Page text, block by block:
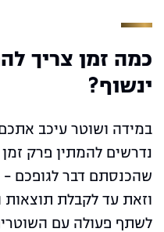
כמה זמן צריך
ינשוף?
במידה ושוטר עיכב
שהכנסתם דבר לגופכם –
וזאת עד לקבלת תוצאות
לשתף פעולה עם